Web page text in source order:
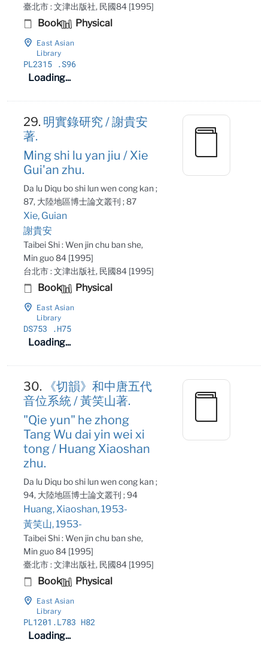
臺北市 : 文津出版社, 民國84 [1995]
Book Physical
East Asian
Library
PL2315 .S96
Loading...
29. 明實錄研究 / 謝貴安
著.
Ming shi lu yan jiu / Xie
Gui'an zhu.
Da lu Diqu bo shi lun wen cong kan ;
87, 大陸地區博士論文叢刊 ; 87
Xie, Guian
謝貴安
Taibei Shi : Wen jin chu ban she,
Min guo 84 [1995]
台北市 : 文津出版社, 民國84 [1995]
Book Physical
East Asian
Library
DS753
.H75
Loading...
30.
《切韻》和中唐五代
音位系統 / 黃笑山著.
"Qie yun" he zhong
Tang Wu dai yin wei xi
tong / Huang Xiaoshan
zhu.
Da lu Diqu bo shi lun wen cong kan ;
94, 大陸地區博士論文叢刊 ; 94
Huang, Xiaoshan, 1953-
黃笑山, 1953-
Taibei Shi : Wen jin chu ban she,
Min guo 84 [1995]
臺北市 : 文津出版社, 民國84 [1995]
Book Physical
East Asian
Library
PL1201 .L783 H82
Loading...